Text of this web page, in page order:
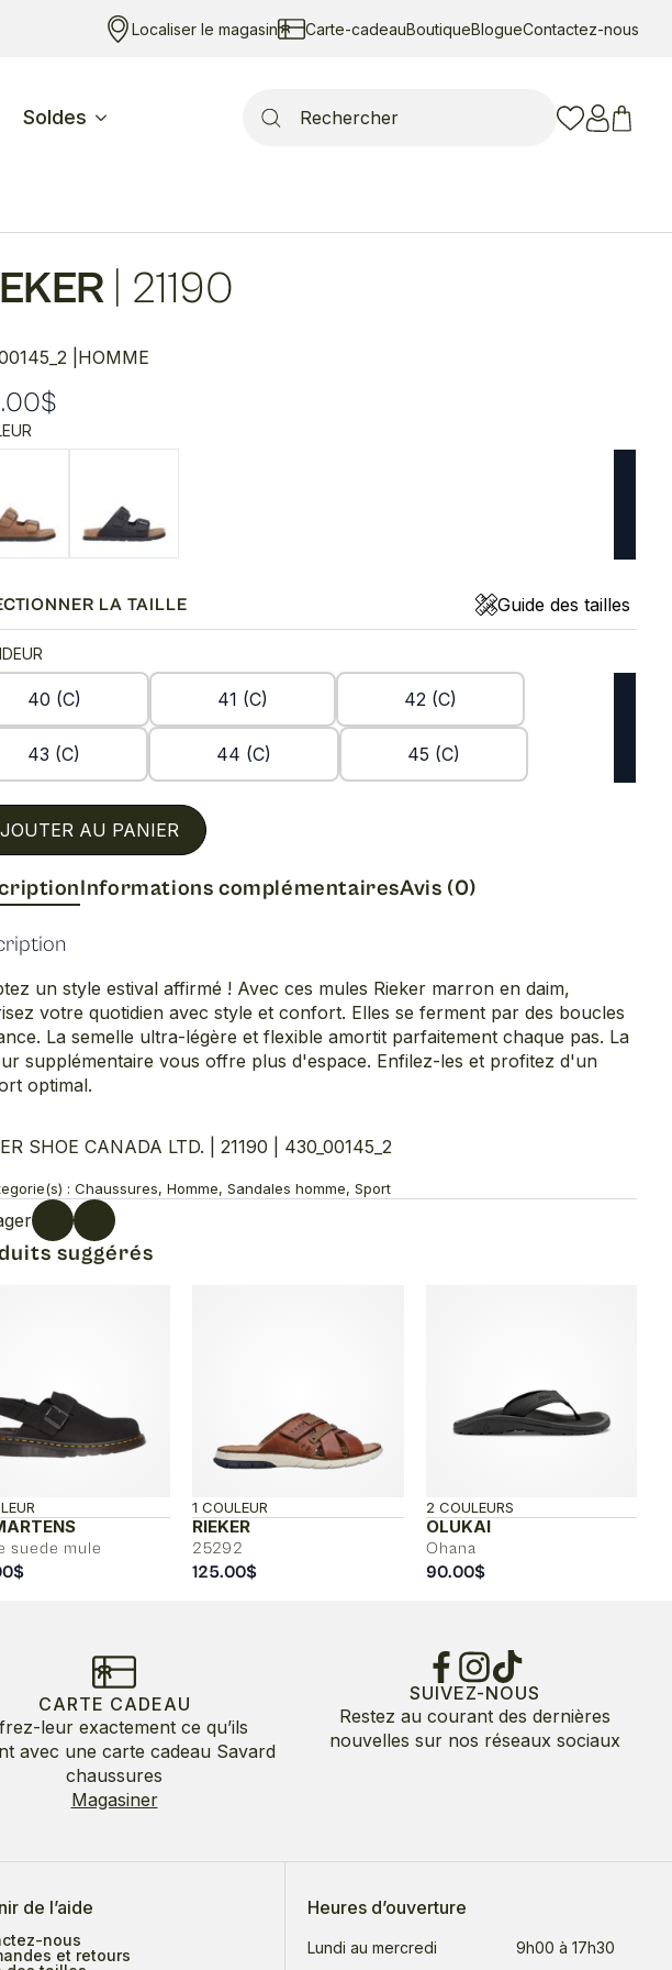
Localiser le magasin Carte-cadeauBoutiqueBlogueContactez-nous
Soldes
for:
21190
| HOMME
$
LA TAILLE Guide des tailles
40 (C) 41 (C) 42 (C)
43 (C) 44 (C) 45 (C)
AU PANIER
Informations complémentairesAvis (0)
un style estival affirmé ! Avec ces mules Rieker marron en daim,
votre quotidien avec style et confort. Elles se ferment par des boucles
La semelle ultra-légère et flexible amortit parfaitement chaque pas. La
supplémentaire vous offre plus d'espace. Enfilez-les et profitez d'un
optimal.
SHOE CANADA LTD. | 21190 | 430_00145_2
: Chaussures, Homme, Sandales homme, Sport
suggérés
suede mule
$
RIEKER
25292
1 COULEUR
125.00$
OLUKAI
Ohana
2 COULEURS
90.00$
CARTE CADEAU
leur exactement ce qu’ils
avec une carte cadeau Savard
chaussures
Magasiner
SUIVEZ-NOUS
Restez au courant des dernières
nouvelles sur nos réseaux sociaux
de l’aide
nous
et retours
Heures d’ouverture
Lundi au mercredi
9h00 à 17h30